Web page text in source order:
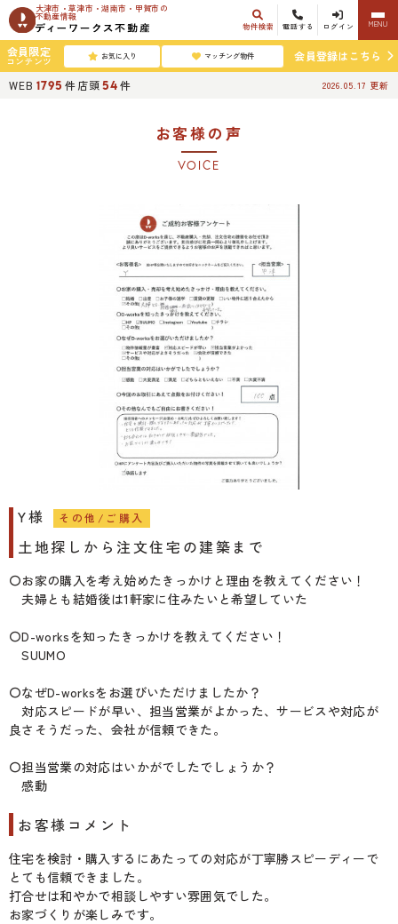
大津市・草津市・湖南市・甲賀市の
不動産情報
物件検索 電話する ログイン MENU
会員限定
コンテンツ お気に入り マッチング物件
会員登録はこちら
WEB 1795 件店頭54 件 2026.05.17 更新
お客様の声
VOICE
Y様 その他/ご購入
土地探しから注文住宅の建築まで
〇お家の購入を考え始めたきっかけと理由を教えてください！
夫婦とも結婚後は1軒家に住みたいと希望していた
〇D-worksを知ったきっかけを教えてください！
SUUMO
〇なぜD-worksをお選びいただけましたか？
対応スピードが早い、担当営業がよかった、サービスや対応が
良さそうだった、会社が信頼できた。
〇担当営業の対応はいかがでしたでしょうか？
感動
お客様コメント
住宅を検討・購入するにあたっての対応が丁寧勝スピーディーで
とても信頼できました。
打合せは和やかで相談しやすい雰囲気でした。
お家づくりが楽しみです。